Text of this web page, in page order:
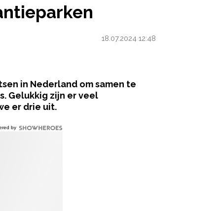
18.07.2024 12:48
in Nederland om samen te
Gelukkig zijn er veel
er drie uit.
by